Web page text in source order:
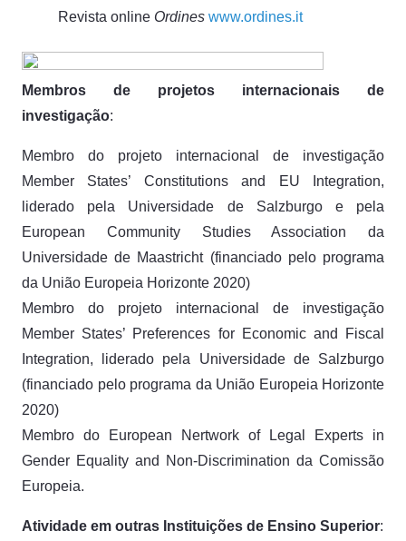
Revista online Ordines www.ordines.it
Membros de projetos internacionais de
investigação:
Membro do projeto internacional de investigação
Member States’ Constitutions and EU Integration,
liderado pela Universidade de Salzburgo e pela
European Community Studies Association da
Universidade de Maastricht (financiado pelo programa
da União Europeia Horizonte 2020)
Membro do projeto internacional de investigação
Member States’ Preferences for Economic and Fiscal
Integration, liderado pela Universidade de Salzburgo
(financiado pelo programa da União Europeia Horizonte
2020)
Membro do European Nertwork of Legal Experts in
Gender Equality and Non-Discrimination da Comissão
Europeia.
Atividade em outras Instituições de Ensino Superior: